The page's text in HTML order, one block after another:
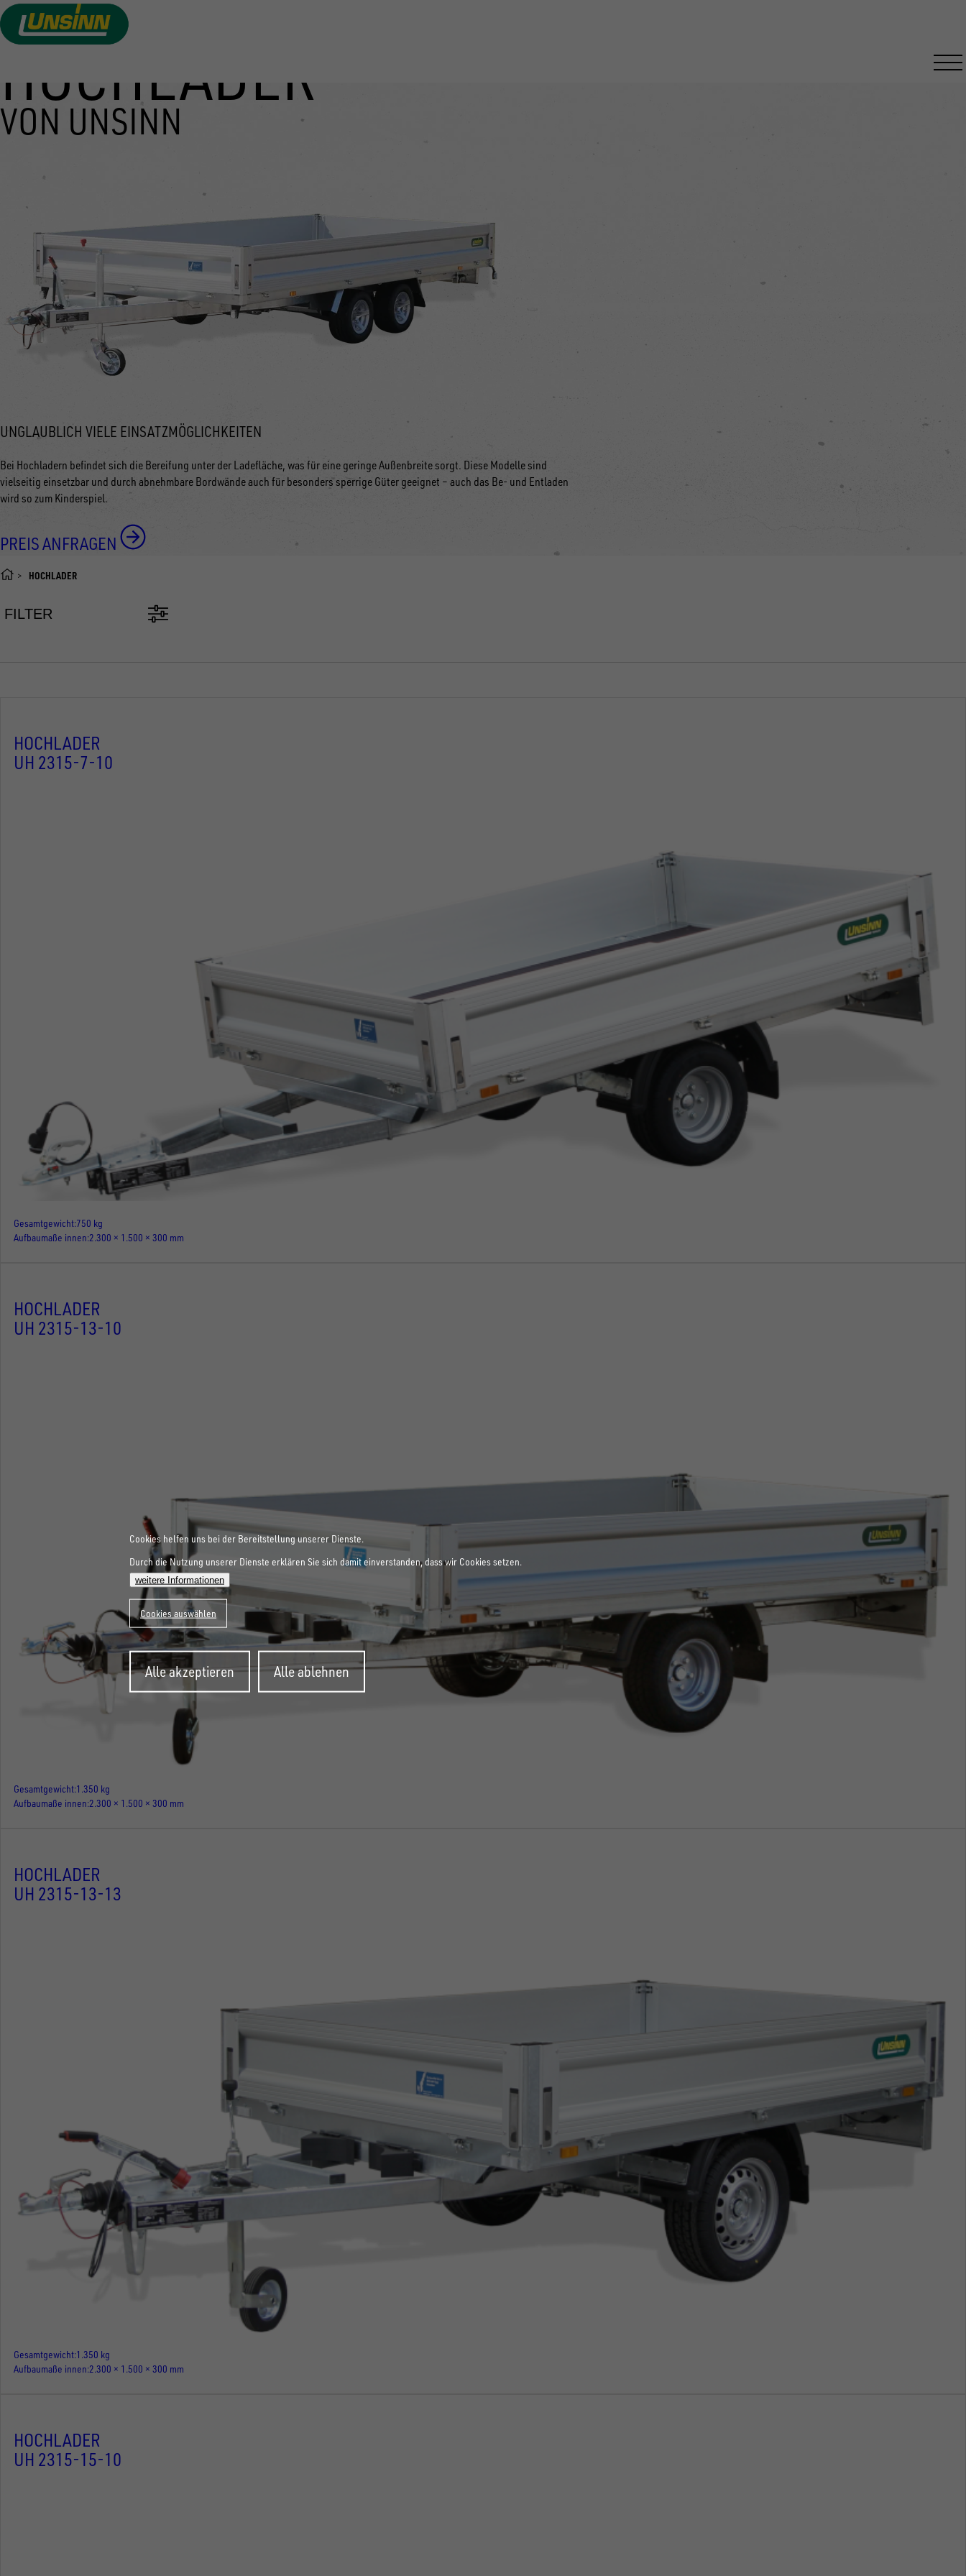
HOCHLADER
VON UNSINN
UNGLAUBLICH VIELE EINSATZMÖGLICHKEITEN
Bei Hochladern befindet sich die Bereifung unter der Ladefläche, was für eine geringe Außenbreite sorgt. Diese Modelle sind
vielseitig einsetzbar und durch abnehmbare Bordwände auch für besonders sperrige Güter geeignet – auch das Be- und Entladen
wird so zum Kinderspiel.
PREIS ANFRAGEN
HOCHLADER
FILTER
HOCHLADER
UH 2315-7-10
Gesamtgewicht 750 kg
Aufbaumaße innen 2.300 × 1.500 × 300 mm
HOCHLADER
UH 2315-13-10
Gesamtgewicht 1.350 kg
Aufbaumaße innen 2.300 × 1.500 × 300 mm
HOCHLADER
UH 2315-13-13
Gesamtgewicht 1.350 kg
Aufbaumaße innen 2.300 × 1.500 × 300 mm
HOCHLADER
UH 2315-15-10
Cookies helfen uns bei der Bereitstellung unserer Dienste.
Durch die Nutzung unserer Dienste erklären Sie sich damit einverstanden, dass wir Cookies setzen.
weitere Informationen
Cookies auswählen
Alle akzeptieren
zurückziehen
Alle ablehnen